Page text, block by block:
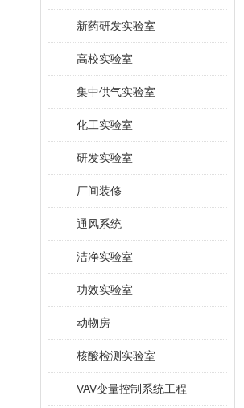
新药研发实验室
高校实验室
集中供气实验室
化工实验室
研发实验室
厂间装修
通风系统
洁净实验室
功效实验室
动物房
核酸检测实验室
VAV变量控制系统工程